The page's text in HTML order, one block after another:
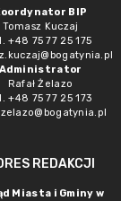
BIP
Tomasz Kuczaj
+48 75 77 25 175
Administrator
Rafał Żelazo
+48 75 77 25 173
REDAKCJI
Miasta i Gminy w